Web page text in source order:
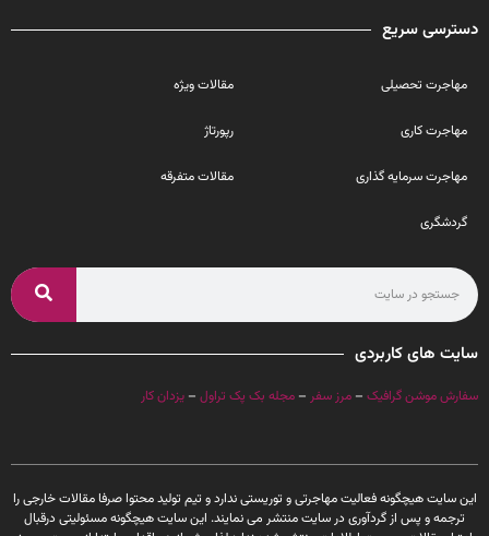
دسترسی سریع
مهاجرت تحصیلی
مهاجرت کاری
مهاجرت سرمایه گذاری
گردشگری
مقالات ویژه
رپورتاژ
مقالات متفرقه
سایت های کاربردی
سفارش موشن گرافیک – مرز سفر – مجله بک پک تراول – یزدان کار
این سایت هیچگونه فعالیت مهاجرتی و توریستی ندارد و تیم تولید محتوا صرفا مقالات خارجی را
ترجمه و پس از گردآوری در سایت منتشر می نمایند. این سایت هیچگونه مسئولیتی درقبال